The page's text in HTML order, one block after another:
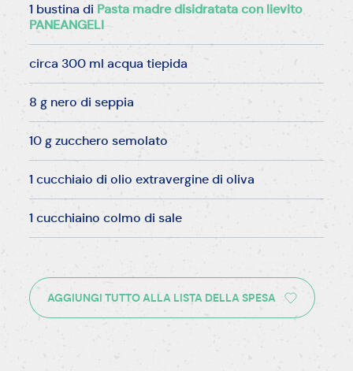
1 bustina di Pasta madre disidratata con lievito
PANEANGELI
circa 300 ml acqua tiepida
8 g nero di seppia
10 g zucchero semolato
1 cucchiaio di olio extravergine di oliva
1 cucchiaino colmo di sale
AGGIUNGI TUTTO ALLA LISTA DELLA SPESA